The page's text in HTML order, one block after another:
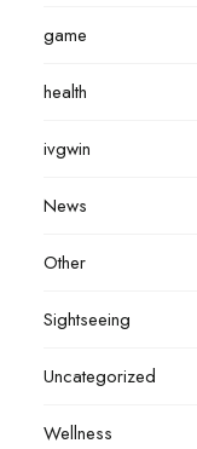
game
health
ivgwin
News
Other
Sightseeing
Uncategorized
Wellness